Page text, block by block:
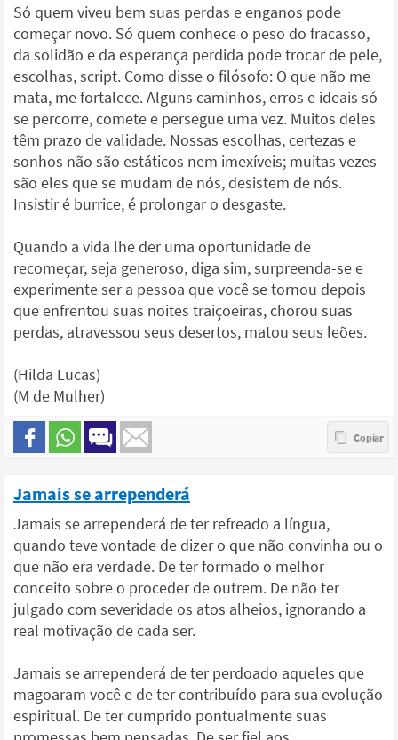
Só quem viveu bem suas perdas e enganos pode
começar novo. Só quem conhece o peso do fracasso,
da solidão e da esperança perdida pode trocar de pele,
escolhas, script. Como disse o filósofo: O que não me
mata, me fortalece. Alguns caminhos, erros e ideais só
se percorre, comete e persegue uma vez. Muitos deles
têm prazo de validade. Nossas escolhas, certezas e
sonhos não são estáticos nem imexíveis; muitas vezes
são eles que se mudam de nós, desistem de nós.
Insistir é burrice, é prolongar o desgaste.
Quando a vida lhe der uma oportunidade de
recomeçar, seja generoso, diga sim, surpreenda-se e
experimente ser a pessoa que você se tornou depois
que enfrentou suas noites traiçoeiras, chorou suas
perdas, atravessou seus desertos, matou seus leões.
(Hilda Lucas)
(M de Mulher)
Jamais se arrependerá
Jamais se arrependerá de ter refreado a língua,
quando teve vontade de dizer o que não convinha ou o
que não era verdade. De ter formado o melhor
conceito sobre o proceder de outrem. De não ter
julgado com severidade os atos alheios, ignorando a
real motivação de cada ser.
Jamais se arrependerá de ter perdoado aqueles que
magoaram você e de ter contribuído para sua evolução
espiritual. De ter cumprido pontualmente suas